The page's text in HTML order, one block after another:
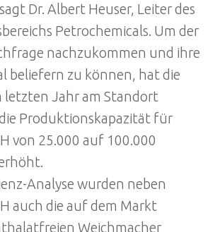
Dr. Albert Heuser, Leiter des
Petrochemicals. Um der
nachzukommen und ihre
beliefern zu können, hat die
letzten Jahr am Standort
Produktionskapazität für
von 25.000 auf 100.000
Analyse wurden neben
auch die auf dem Markt
Weichmacher